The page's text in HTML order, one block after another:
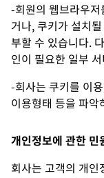
-회원의 웹브라우
거나, 쿠키가 설치
부할 수 있습니다.
인이 필요한 일부
-회사는 쿠키를 이
이용형태 등을 파
개인정보에 관한 민
회사는 고객의 개